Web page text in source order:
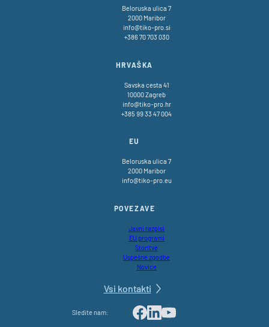
Beloruska ulica 7
2000 Maribor
info@tiko-pro.si
+386 70 703 030
HRVAŠKA
Savska cesta 41
10000 Zagreb
info@tiko-pro.hr
+385 99 33 47 004
EU
Beloruska ulica 7
2000 Maribor
info@tiko-pro.eu
POVEZAVE
Javni razpisi
EU programi
Storitve
Uspešne zgodbe
Novice
Vsi kontakti
Sledite nam: